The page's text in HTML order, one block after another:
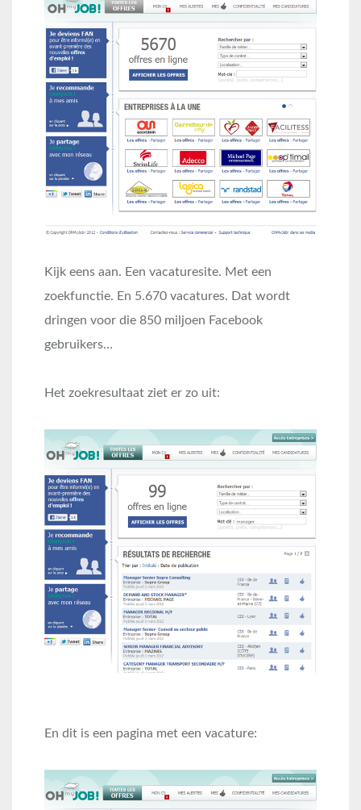
Kijk eens aan. Een vacaturesite. Met een
zoekfunctie. En 5.670 vacatures. Dat wordt
dringen voor die 850 miljoen Facebook
gebruikers…
Het zoekresultaat ziet er zo uit:
En dit is een pagina met een vacature: